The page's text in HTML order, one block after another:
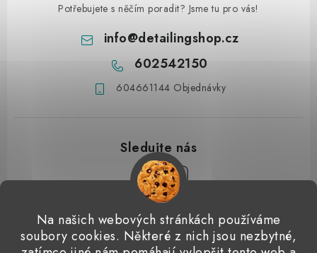
Na našich webových stránkách používáme
soubory cookies. Některé z nich jsou nezbytné,
Potřebujete s něčím poradit? Jsme tu pro vás!
info@detailingshop.cz
602542150
604661144 Objednávky
Přijímáme online platby